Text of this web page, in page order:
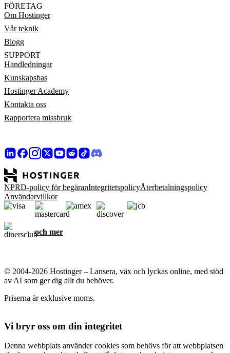
FÖRETAG
Om Hostinger
Vår teknik
Blogg
SUPPORT
Handledningar
Kunskapsbas
Hostinger Academy
Kontakta oss
Rapportera missbruk
NPRD-policy för begäranIntegritetspolicyÅterbetalningspolicy
Användarvillkor
och mer
© 2004-2026 Hostinger – Lansera, väx och lyckas online, med stöd
av AI som ger dig allt du behöver.
Priserna är exklusive moms.
Vi bryr oss om din integritet
Denna webbplats använder cookies som behövs för att webbplatsen